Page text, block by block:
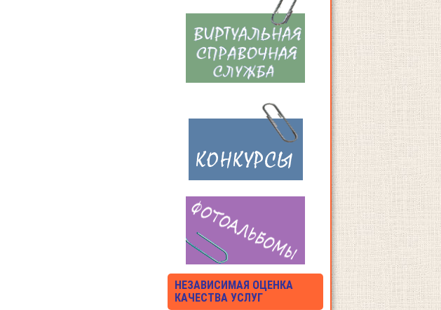
НЕЗАВИСИМАЯ ОЦЕНКА
КАЧЕСТВА УСЛУГ